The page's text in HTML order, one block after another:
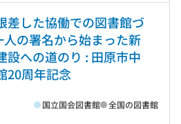
差した協働での図書館づ
人の署名から始まった新
設への道のり : 田原市中
20周年記念
国立国会図書館 全国の図書館